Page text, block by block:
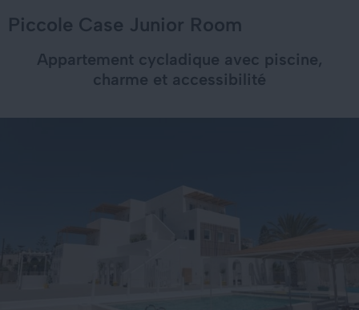
Piccole Case Junior Room
Appartement cycladique avec piscine,
charme et accessibilité